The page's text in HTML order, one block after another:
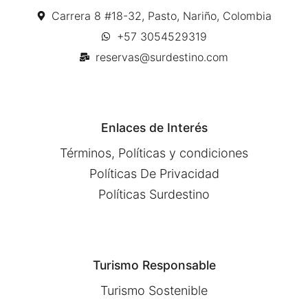
Carrera 8 #18-32, Pasto, Nariño, Colombia
+57 3054529319
reservas@surdestino.com
Enlaces de Interés
Términos, Políticas y condiciones
Políticas De Privacidad
Políticas Surdestino
Turismo Responsable
Turismo Sostenible